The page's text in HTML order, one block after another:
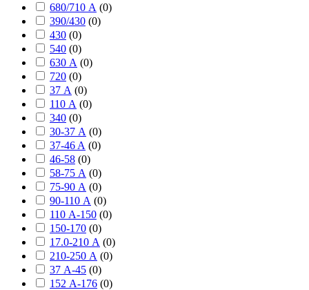
680/710 А (0)
390/430 (0)
430 (0)
540 (0)
630 А (0)
720 (0)
37 А (0)
110 А (0)
340 (0)
30-37 А (0)
37-46 A (0)
46-58 (0)
58-75 А (0)
75-90 А (0)
90-110 А (0)
110 А-150 (0)
150-170 (0)
17.0-210 А (0)
210-250 А (0)
37 А-45 (0)
152 А-176 (0)